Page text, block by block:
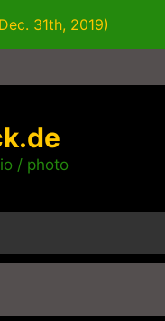
31th, 2019)
/ photo